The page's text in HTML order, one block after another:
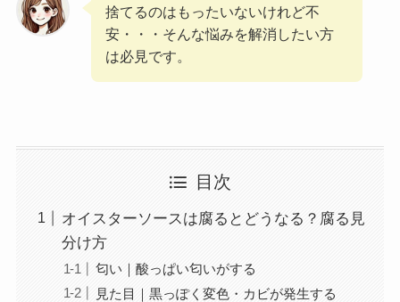
捨てるのはもったいないけれど不
安・・・そんな悩みを解消したい方
は必見です。
目次
オイスターソースは腐るとどうなる？腐る見
分け方
匂い｜酸っぱい匂いがする
見た目｜黒っぽく変色・カビが発生する